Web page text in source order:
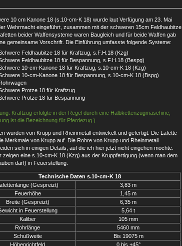
10 cm Kanone 18 (s.10-cm-K 18) wurde laut Verfügung am 23. Mai
Wehrmacht eingeführt, zusammen mit der schweren 15cm Feldhaubitze
beider Waffensysteme waren Baugleich und für beide Waffen gab
gemeinsame Vorschrift. Die Einführung umfasste folgende Systeme:
Feldhaubitze 18 für Kraftzug, s.F.H.18 (Kzg)
Feldhaubitze 18 für Bespannung, s.F.H.18 (Bespg)
10-cm-Kanone 18 für Kraftzug, s.10-cm-K 18 (Kzg)
10-cm-Kanone 18 für Bespannung, s.10-cm-K 18 (Bspg)
Protze 18 für Kraftzug
Protze 18 für Bespannung
Kraftzug erfolgte in der Regel durch eine Halbkettenzugmaschine,
ist die Bezeichnung für Pferdezug.)
wurden von Krupp und Rheinmetall entwickelt und gefertigt. Die Lafette
Merkmale von Krupp auf. Die Rohre von Krupp und Rheinmetall
sich in einigen Details, auf die ich hier jetzt nicht eingehen möchte.
zeigen eine s.10-cm-K 18 (Kzg) aus der Kruppfertigung (wenn man dem
darf) in Feuerstellung.
Technische Daten s.10-cm-K 18
(Gespreizt)
3,83 m
Feuerhöhe
1,45 m
Breite (Gespreizt)
6,35 m
in Feuerstellung
5,64 t
Kaliber
105 mm
Rohrlänge
5460 mm
Schußweite
Bis 19075 m
Höhenrichtfeld
0 bis +45°